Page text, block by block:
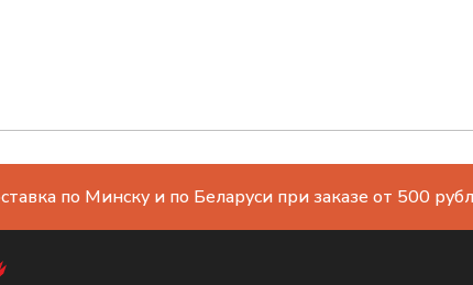
по Минску и по Беларуси при заказе от 500